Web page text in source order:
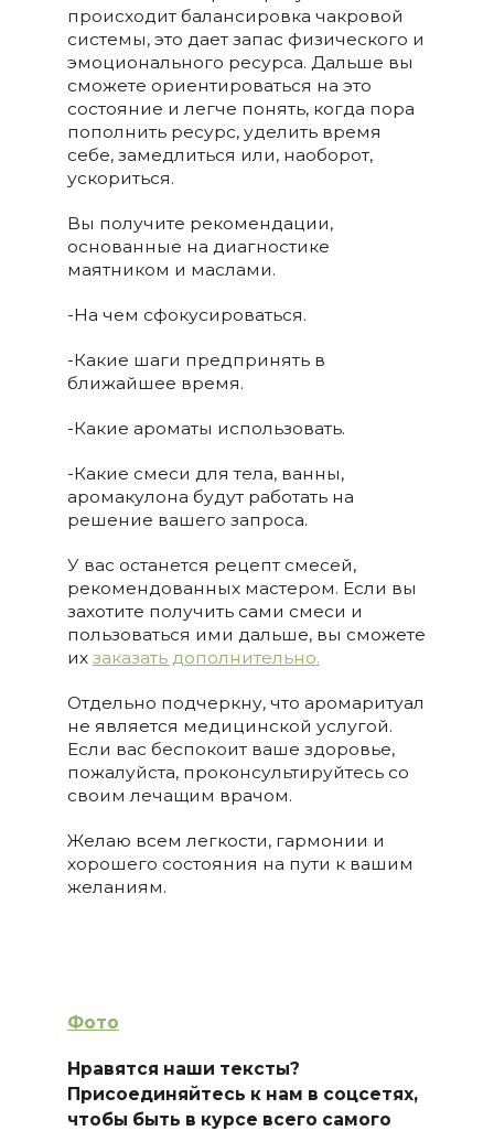
происходит балансировка чакровой
системы, это дает запас физического и
эмоционального ресурса. Дальше вы
сможете ориентироваться на это
состояние и легче понять, когда пора
пополнить ресурс, уделить время
себе, замедлиться или, наоборот,
ускориться.
Вы получите рекомендации,
основанные на диагностике
маятником и маслами.
-На чем сфокусироваться.
-Какие шаги предпринять в
ближайшее время.
-Какие ароматы использовать.
-Какие смеси для тела, ванны,
аромакулона будут работать на
решение вашего запроса.
У вас останется рецепт смесей,
рекомендованных мастером. Если вы
захотите получить сами смеси и
пользоваться ими дальше, вы сможете
их заказать дополнительно.
Отдельно подчеркну, что аромаритуал
не является медицинской услугой.
Если вас беспокоит ваше здоровье,
пожалуйста, проконсультируйтесь со
своим лечащим врачом.
Желаю всем легкости, гармонии и
хорошего состояния на пути к вашим
желаниям.
Фото
Нравятся наши тексты?
Присоединяйтесь к нам в соцсетях,
чтобы быть в курсе всего самого